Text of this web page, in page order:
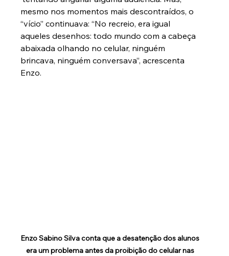
mesmo nos momentos mais descontraídos, o
“vício” continuava: “No recreio, era igual
aqueles desenhos: todo mundo com a cabeça
abaixada olhando no celular, ninguém
brincava, ninguém conversava”, acrescenta
Enzo.
Enzo Sabino Silva conta que a desatenção dos alunos
era um problema antes da proibição do celular nas